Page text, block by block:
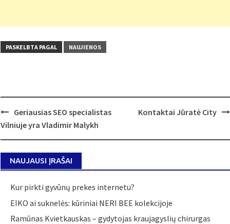
PASKELBTA PAGAL NAUJIENOS
Post
navigation
Geriausias SEO specialistas
Vilniuje yra Vladimir Malykh
Kontaktai Jūratė City
NAUJAUSI ĮRAŠAI
Kur pirkti gyvūnų prekes internetu?
EIKO ai suknelės: kūriniai NERI BEE kolekcijoje
Ramūnas Kvietkauskas – gydytojas kraujagyslių chirurgas